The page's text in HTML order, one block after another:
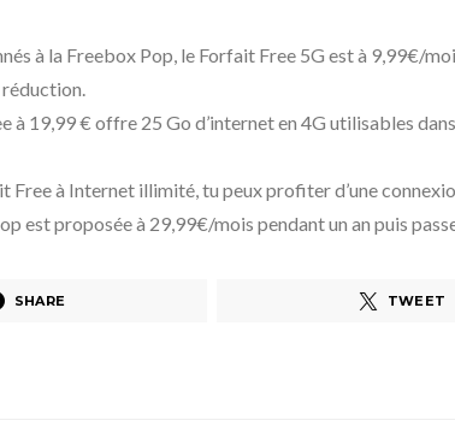
à la Freebox Pop, le Forfait Free 5G est à 9,99€/
à 19,99 € offre 25 Go d’internet en 4G utilisables
Free à Internet illimité, tu peux profiter d’une
est proposée à 29,99€/mois pendant un an puis
SHARE TWEET